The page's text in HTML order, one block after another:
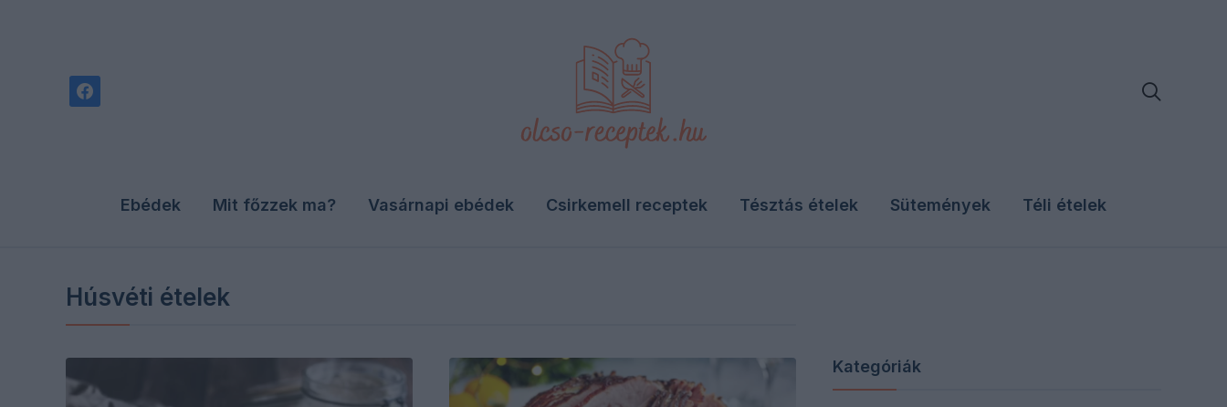
facebook 
Ebédek Mit főzzek ma? Vasárnapi ebédek Csirkemell receptek Tésztás ételek Sütemények Téli ételek
Húsvéti ételek
Kategóriák